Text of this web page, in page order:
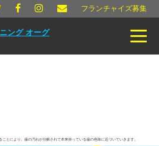
フランチャイズ募集
とにより、歯の汚れが分解されて本来持っている歯の色味に近づいていきます。